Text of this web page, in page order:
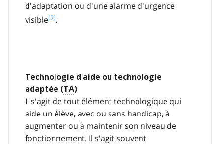
d'adaptation ou d'une alarme d'urgence
visiblef
t
e
2
[2].
Technologie d'aide ou technologie
adaptée (TA)
Il s'agit de tout élément technologique qui
aide un élève, avec ou sans handicap, à
augmenter ou à maintenir son niveau de
fonctionnement. Il s'agit souvent